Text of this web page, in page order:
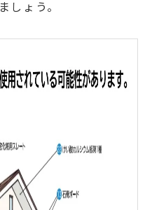
しょう。